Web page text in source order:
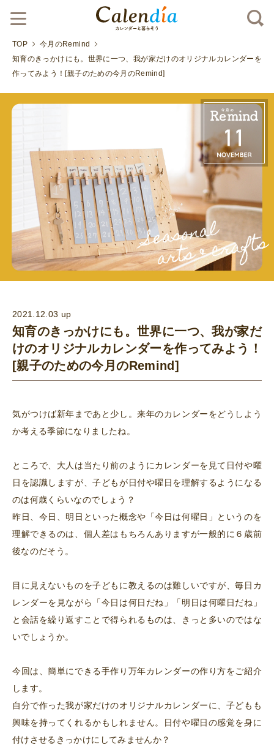
TOP
今月のRemind
知育のきっかけにも。世界に一つ、我が家だけのオリジナルカレンダーを
作ってみよう！[親子のための今月のRemind]
2021.12.03 up
知育のきっかけにも。世界に一つ、我が家だ
けのオリジナルカレンダーを作ってみよう！
[親子のための今月のRemind]
気がつけば新年まであと少し。来年のカレンダーをどうしよう
か考える季節になりましたね。
ところで、大人は当たり前のようにカレンダーを見て日付や曜
日を認識しますが、子どもが日付や曜日を理解するようになる
のは何歳くらいなのでしょう？
昨日、今日、明日といった概念や「今日は何曜日」というのを
理解できるのは、個人差はもちろんありますが一般的に６歳前
後なのだそう。
目に見えないものを子どもに教えるのは難しいですが、毎日カ
レンダーを見ながら「今日は何日だね」「明日は何曜日だね」
と会話を繰り返すことで得られるものは、きっと多いのではな
いでしょうか。
今回は、簡単にできる手作り万年カレンダーの作り方をご紹介
します。
自分で作った我が家だけのオリジナルカレンダーに、子どもも
興味を持ってくれるかもしれません。日付や曜日の感覚を身に
付けさせるきっかけにしてみませんか？